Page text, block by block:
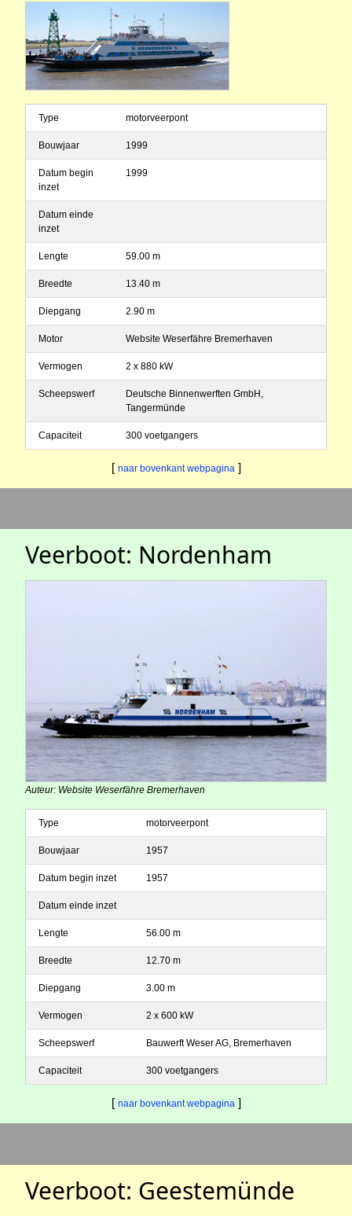
Type motorveerpont
Bouwjaar 1999
Datum begin
inzet
1999
Datum einde
inzet
Lengte 59.00 m
Breedte 13.40 m
Diepgang 2.90 m
Motor Website Weserfähre Bremerhaven
Vermogen 2 x 880 kW
Scheepswerf
Deutsche Binnenwerften GmbH,
Tangermünde
Capaciteit 300 voetgangers
[ naar bovenkant webpagina ]
Veerboot: Nordenham
Auteur: Website Weserfähre Bremerhaven
Type motorveerpont
Bouwjaar 1957
Datum begin inzet 1957
Datum einde inzet
Lengte 56.00 m
Breedte 12.70 m
Diepgang 3.00 m
Vermogen 2 x 600 kW
Scheepswerf Bauwerft Weser AG, Bremerhaven
Capaciteit 300 voetgangers
[ naar bovenkant webpagina ]
Veerboot: Geestemünde